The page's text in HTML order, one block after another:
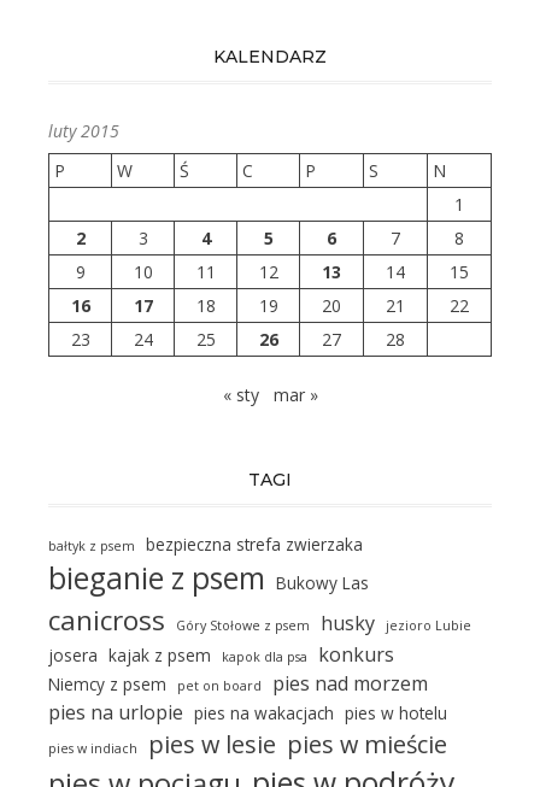
KALENDARZ
luty 2015
P
W Ś C P S
N
1
2
3 4 5 6 7
8
9
10 11 12 13 14
15
16
17 18 19 20 21
22
23
24 25 26 27 28
« sty mar »
TAGI
bałtyk z psem bezpieczna strefa zwierzaka
bieganie z psem Bukowy Las
canicross Góry Stołowe z psem husky jezioro Lubie
josera kajak z psem kapok dla psa konkurs
Niemcy z psem pet on board
pies nad morzem
pies na urlopie pies na wakacjach pies w hotelu
pies w indiach pies w lesie pies w mieście